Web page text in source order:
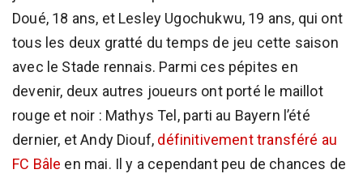
Doué, 18 ans, et Lesley Ugochukwu, 19 ans, qui ont
tous les deux gratté du temps de jeu cette saison
avec le Stade rennais. Parmi ces pépites en
devenir, deux autres joueurs ont porté le maillot
rouge et noir : Mathys Tel, parti au Bayern l’été
dernier, et Andy Diouf, définitivement transféré au
FC Bâle en mai. Il y a cependant peu de chances de